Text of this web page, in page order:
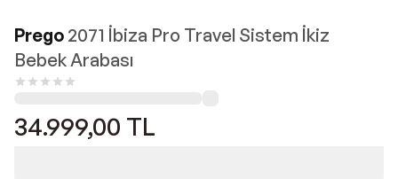
Prego 2071 İbiza Pro Travel Sistem İkiz
Bebek Arabası
34.999,00 TL